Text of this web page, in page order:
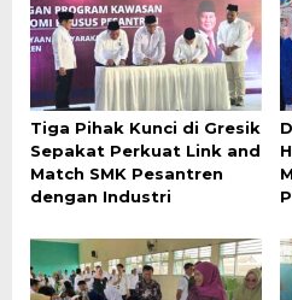
Tiga Pihak Kunci di Gresik
Sepakat Perkuat Link and
Match SMK Pesantren
dengan Industri